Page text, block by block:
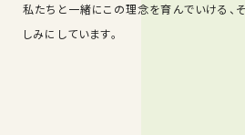
私たちと一緒にこの理念を育んでいける、
しみにしています。